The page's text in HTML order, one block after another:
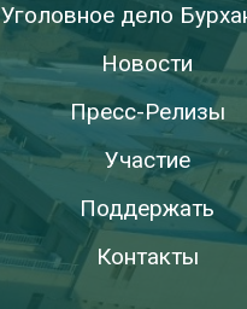
Уголовное дело
Новости
Пресс-Релизы
Участие
Поддержать
Контакты